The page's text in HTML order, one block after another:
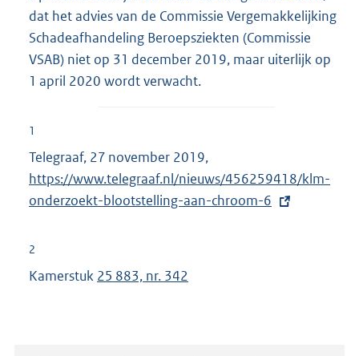
dat het advies van de Commissie Vergemakkelijking
Schadeafhandeling Beroepsziekten (Commissie
VSAB) niet op 31 december 2019, maar uiterlijk op
1 april 2020 wordt verwacht.
1
Telegraaf, 27 november 2019,
x
t
https://www.telegraaf.nl/nieuws/456259418/klm-
onderzoekt-blootstelling-aan-chroom-6
2
Kamerstuk 25 883, nr. 342